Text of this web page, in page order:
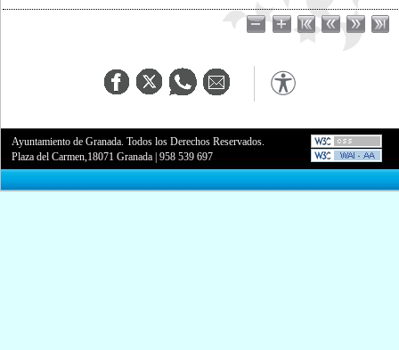
Ayuntamiento de Granada. Todos los Derechos Reservados.
Plaza del Carmen,18071 Granada |958 539 697